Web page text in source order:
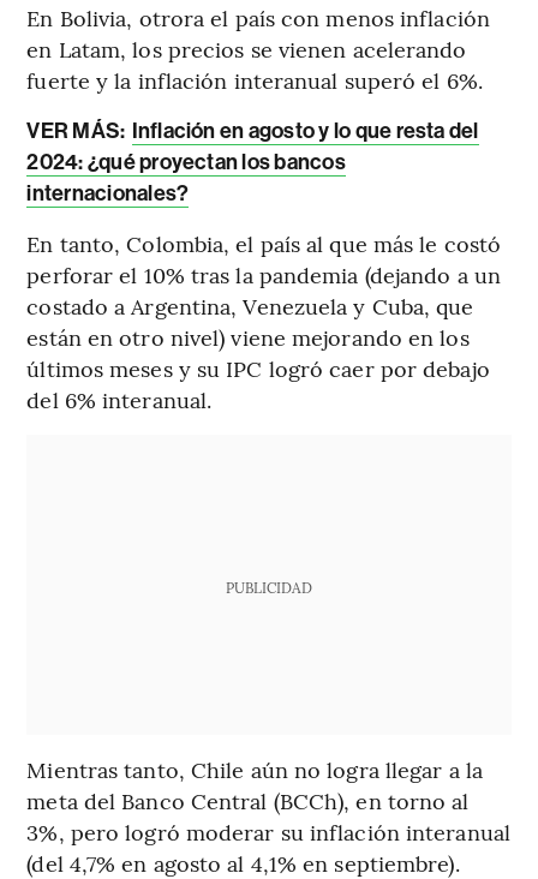
En Bolivia, otrora el país con menos inflación
en Latam, los precios se vienen acelerando
fuerte y la inflación interanual superó el 6%.
VER MÁS: Inflación en agosto y lo que resta del
2024: ¿qué proyectan los bancos
internacionales?
En tanto, Colombia, el país al que más le costó
perforar el 10% tras la pandemia (dejando a un
costado a Argentina, Venezuela y Cuba, que
están en otro nivel) viene mejorando en los
últimos meses y su IPC logró caer por debajo
del 6% interanual.
PUBLICIDAD
Mientras tanto, Chile aún no logra llegar a la
meta del Banco Central (BCCh), en torno al
3%, pero logró moderar su inflación interanual
(del 4,7% en agosto al 4,1% en septiembre).